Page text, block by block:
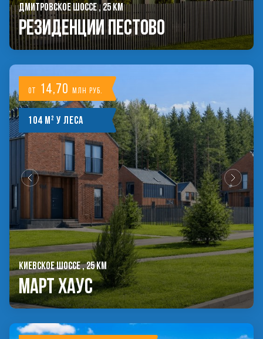
ДМИТРОВСКОЕ ШОССЕ , 25 КМ
РЕЗИДЕНЦИИ ПЕСТОВО
от 14,70 млн руб.
104 м² у леса
КИЕВСКОЕ ШОССЕ , 25 КМ
Март Хаус